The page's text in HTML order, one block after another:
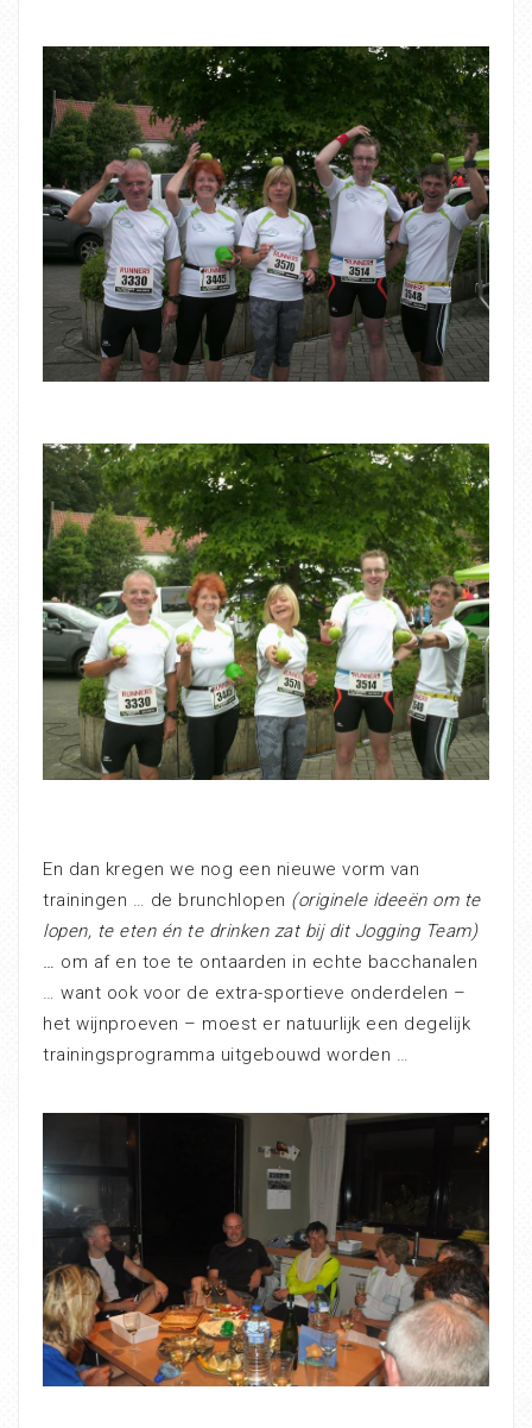
En dan kregen we nog een nieuwe vorm van
trainingen … de brunchlopen (originele ideeën om te
lopen, te eten én te drinken zat bij dit Jogging Team)
… om af en toe te ontaarden in echte bacchanalen
… want ook voor de extra-sportieve onderdelen –
het wijnproeven – moest er natuurlijk een degelijk
trainingsprogramma uitgebouwd worden …